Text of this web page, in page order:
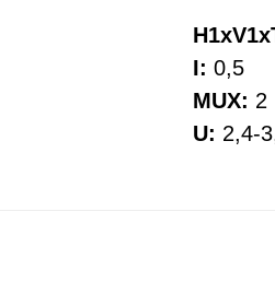
I: 0,5
MUX: 2
U: 2,4-